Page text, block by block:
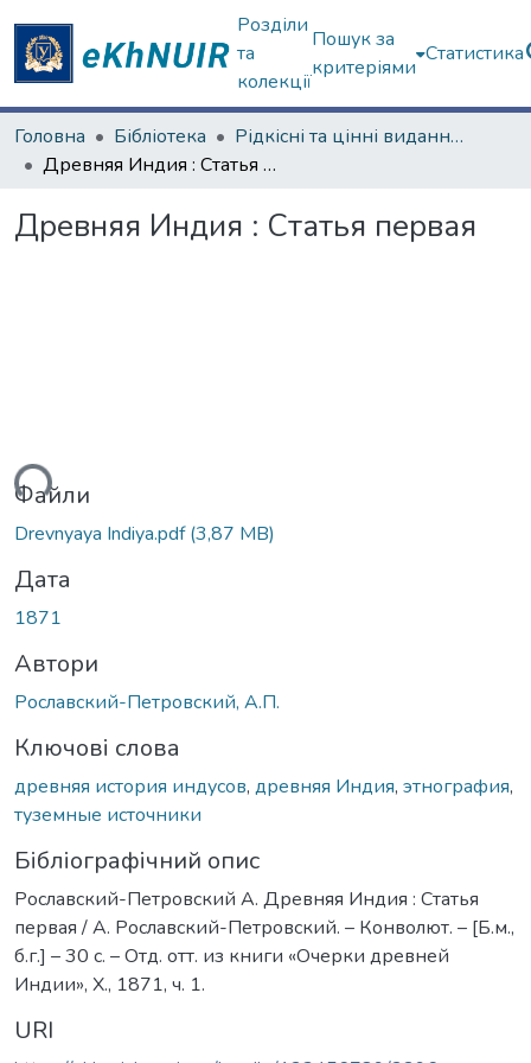
Розділи
та
колекції
Пошук за
критеріями
Статистика
Головна Бібліотека
Рідкісні та цінні видання з фондів ЦНБ
Древняя Индия : Статья первая
Древняя Индия : Статья первая
Файли
Drevnyaya Indiya.pdf(3,87 MB)
Дата
1871
Автори
Рославский-Петровский, А.П.
Ключові слова
древняя история индусов, древняя Индия, этнография,
туземные источники
Бібліографічний опис
Рославский-Петровский А. Древняя Индия : Статья
первая / А. Рославский-Петровский. – Конволют. – [Б.м.,
б.г.] – 30 с. – Отд. отт. из книги «Очерки древней
Индии», Х., 1871, ч. 1.
URI